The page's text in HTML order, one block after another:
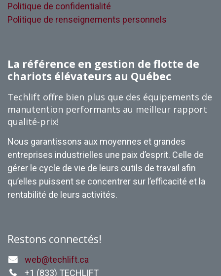
Politique de confidentialité
Politique de renseignements personnels
La référence en gestion de flotte de
chariots élévateurs au Québec
Techlift offre bien plus que des équipements de
manutention performants au meilleur rapport
qualité-prix!
Nous garantissons aux moyennes et grandes
entreprises industrielles une paix d’esprit. Celle de
gérer le cycle de vie de leurs outils de travail afin
qu’elles puissent se concentrer sur l’efficacité et la
rentabilité de leurs activités.
Restons connectés!
web@techlift.ca
+1 (833) TECHLIFT